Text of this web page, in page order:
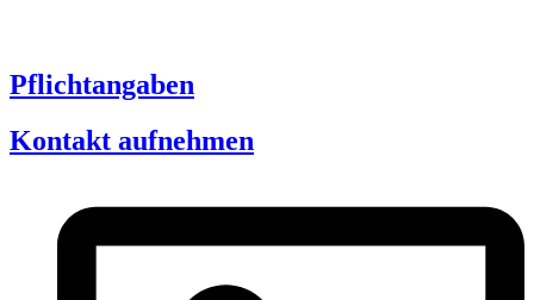
Pflichtangaben
Kontakt aufnehmen